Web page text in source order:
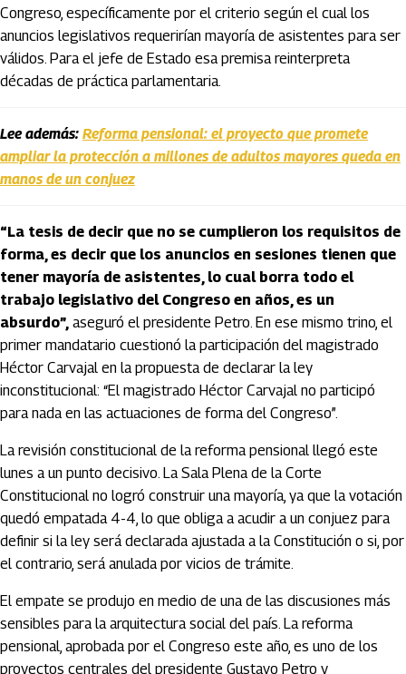
Congreso, específicamente por el criterio según el cual los
anuncios legislativos requerirían mayoría de asistentes para ser
válidos. Para el jefe de Estado esa premisa reinterpreta
décadas de práctica parlamentaria.
Lee además: Reforma pensional: el proyecto que promete
ampliar la protección a millones de adultos mayores queda en
manos de un conjuez
“La tesis de decir que no se cumplieron los requisitos de
forma, es decir que los anuncios en sesiones tienen que
tener mayoría de asistentes, lo cual borra todo el
trabajo legislativo del Congreso en años, es un
absurdo”, aseguró el presidente Petro. En ese mismo trino, el
primer mandatario cuestionó la participación del magistrado
Héctor Carvajal en la propuesta de declarar la ley
inconstitucional: “El magistrado Héctor Carvajal no participó
para nada en las actuaciones de forma del Congreso”.
La revisión constitucional de la reforma pensional llegó este
lunes a un punto decisivo. La Sala Plena de la Corte
Constitucional no logró construir una mayoría, ya que la votación
quedó empatada 4-4, lo que obliga a acudir a un conjuez para
definir si la ley será declarada ajustada a la Constitución o si, por
el contrario, será anulada por vicios de trámite.
El empate se produjo en medio de una de las discusiones más
sensibles para la arquitectura social del país. La reforma
pensional, aprobada por el Congreso este año, es uno de los
proyectos centrales del presidente Gustavo Petro y